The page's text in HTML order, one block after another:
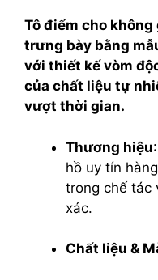
Tô điểm cho
trưng bày bằng
với thiết kế vòm
của chất liệu tự
vượt thời gian.
Thương hiệu
hồ uy tín
trong chế tác
xác.
Chất liệu &